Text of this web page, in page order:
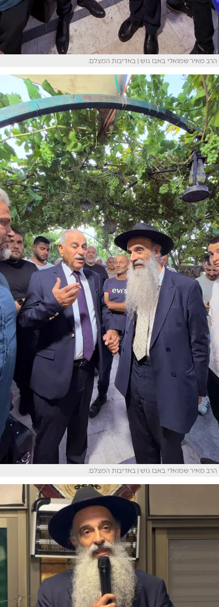
הרב מאיר שמואלי באבו גוש | באדיבות המצלם.
הרב מאיר שמואלי באבו גוש | באדיבות המצלם.